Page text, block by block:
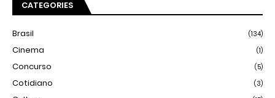
CATEGORIES
Brasil (134)
Cinema (1)
Concurso (5)
Cotidiano (3)